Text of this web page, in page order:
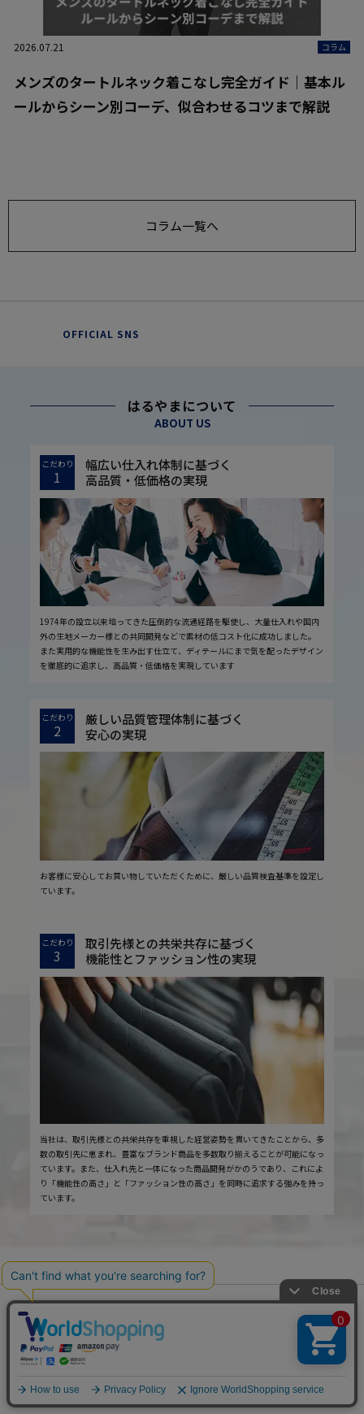
2026.07.21 コラム
メンズのタートルネック着こなし完全ガイド｜基本ル
ールからシーン別コーデ、似合わせるコツまで解説
コラム一覧へ
OFFICIAL SNS
はるやまについて
ABOUT US
こだわり
1
幅広い仕入れ体制に基づく
高品質・低価格の実現
1974年の設立以来培ってきた圧倒的な流通経路を駆使し、大量仕入れや国内
外の生地メーカー様との共同開発などで素材の低コスト化に成功しました。
また実用的な機能性を生み出す仕立て、ディテールにまで気を配ったデザイン
を徹底的に追求し、高品質・低価格を実現しています
こだわり
2
厳しい品質管理体制に基づく
安心の実現
お客様に安心してお買い物していただくために、厳しい品質検査基準を設定し
ています。
こだわり
3
取引先様との共栄共存に基づく
機能性とファッション性の実現
当社は、取引先様との共栄共存を重視した経営姿勢を貫いてきたことから、多
数の取引先に恵まれ、豊富なブランド商品を多数取り揃えることが可能になっ
ています。また、仕入れ先と一体になった商品開発がかのうであり、これによ
り「機能性の高さ」と「ファッション性の高さ」を同時に追求する強みを持っ
ています。
オンラインストアの特長
ONLINE STORE FEATURES
大型店限定商品や、特別サイズも
豊富！
会員限定クーポンや、限定価格で
購入できる！